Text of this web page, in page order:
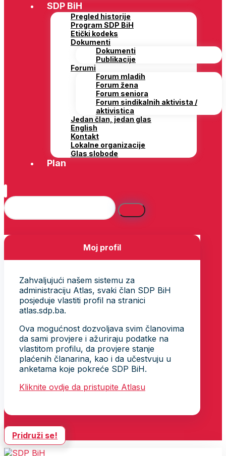
SDP BiH
Pregled historije
Program SDP BiH
Etički kodeks
Dokumenti
Dokumenti
Publikacije
Forumi
Forum mladih
Forum žena
Forum seniora
Forum sindikalnih aktivista /
aktivistica
Jedan član, jedan glas
English
Kontakt
Lokalne organizacije
Glas slobode
Plan
Moj profil
Zahvaljujući našem sistemu za
administraciju Atlas, svaki član SDP BiH
posjeduje vlastiti profil na stranici
atlas.sdp.ba.
Ova mogućnost dozvoljava svim članovima
da sami provjere i ažuriraju podatke na
vlastitom profilu, da provjere stanje
plaćenih članarina, kao i da učestvuju u
anketama koje pokreće SDP BiH.
Kliknite ovdje da pristupite Atlasu
Pridruži se!